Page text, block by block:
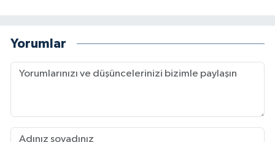
Yorumlar